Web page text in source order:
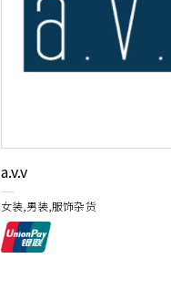
a.v.v
女装,男装,服饰杂货